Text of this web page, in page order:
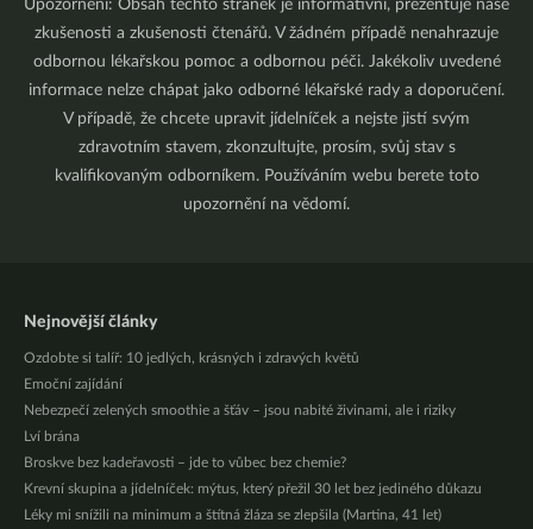
Upozornění: Obsah těchto stránek je informativní, prezentuje naše
zkušenosti a zkušenosti čtenářů. V žádném případě nenahrazuje
odbornou lékařskou pomoc a odbornou péči. Jakékoliv uvedené
informace nelze chápat jako odborné lékařské rady a doporučení.
V případě, že chcete upravit jídelníček a nejste jistí svým
zdravotním stavem, zkonzultujte, prosím, svůj stav s
kvalifikovaným odborníkem. Používáním webu berete toto
upozornění na vědomí.
Nejnovější články
Ozdobte si talíř: 10 jedlých, krásných i zdravých květů
Emoční zajídání
Nebezpečí zelených smoothie a šťáv – jsou nabité živinami, ale i riziky
Lví brána
Broskve bez kadeřavosti – jde to vůbec bez chemie?
Krevní skupina a jídelníček: mýtus, který přežil 30 let bez jediného důkazu
Léky mi snížili na minimum a štítná žláza se zlepšila (Martina, 41 let)